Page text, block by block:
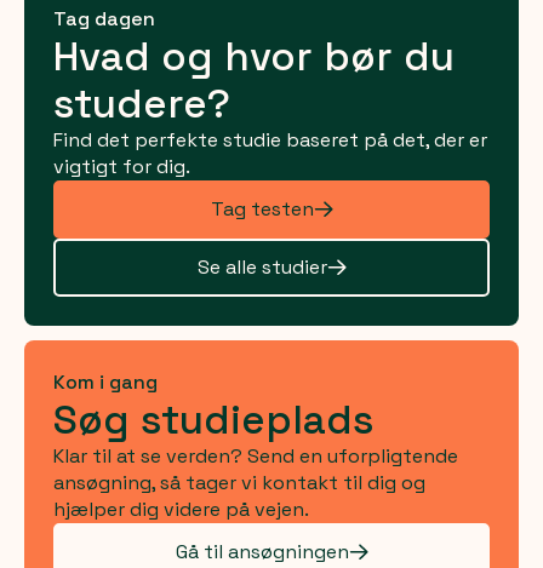
Tag dagen
Hvad og hvor bør du
studere?
Find det perfekte studie baseret på det, der er
vigtigt for dig.
Tag testen
Se alle studier
Kom i gang
Søg studieplads
Klar til at se verden? Send en uforpligtende
ansøgning, så tager vi kontakt til dig og
hjælper dig videre på vejen.
Gå til ansøgningen